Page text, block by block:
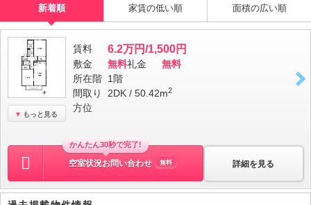
新着順 家賃の低い順 面積の広い順
もっと見る
賃料 6.2万円/1,500円
敷金 無料礼金
無料
所在階 1階
間取り
2DK / 50.42m2
方位
詳細を見る
かんたん30秒で完了!
空室状況お問い合わせ 無料